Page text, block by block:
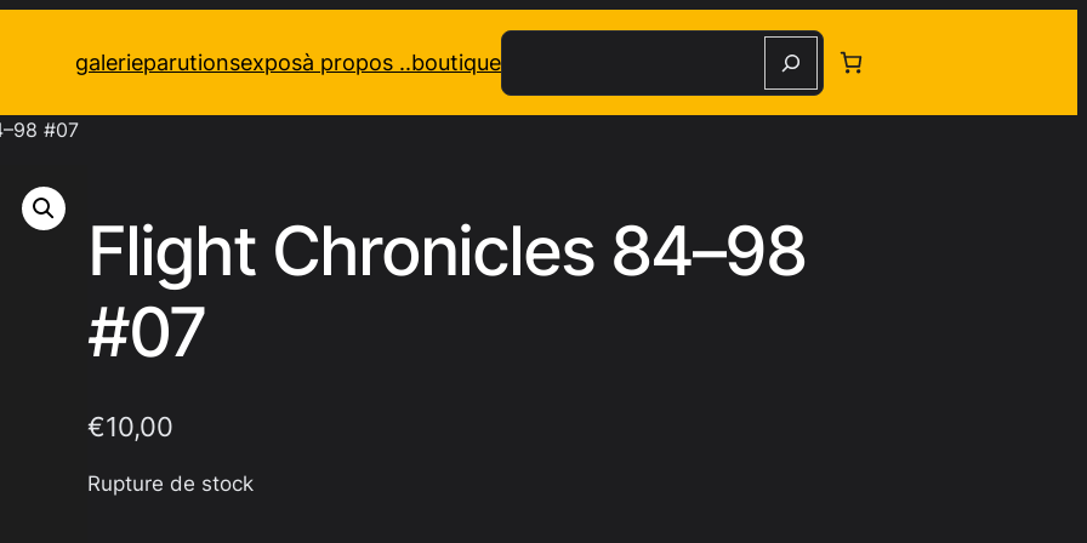
galerieparutionsexposà propos ..boutique
Recherche
#07
Flight Chronicles 84–98
#07
€10,00
Rupture de stock